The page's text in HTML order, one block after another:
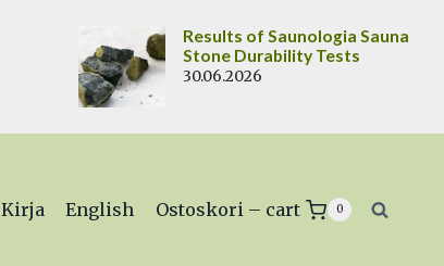
Results of Saunologia Sauna
Stone Durability Tests
30.06.2026
Kirja English Ostoskori – cart 0